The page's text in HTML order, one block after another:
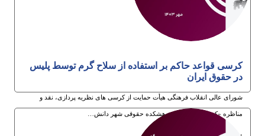
کرسی قواعد حاکم بر استفاده از سلاح گرم توسط پلیس
در حقوق ایران
شورای عالی انقلاب فرهنگی هیأت حمایت از کرسی های نظریه پردازی، نقد و
مناظره «کرسی ترویجی» پژوهشکده حقوقی شهر دانش…